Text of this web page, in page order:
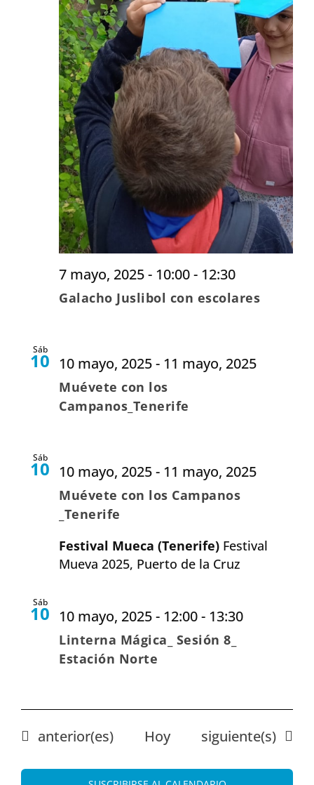
7 mayo, 2025 - 10:00- 12:30
Galacho Juslibol con escolares
Sáb
10 10 mayo, 2025- 11 mayo, 2025
Muévete con los
Campanos_Tenerife
Sáb
10 10 mayo, 2025- 11 mayo, 2025
Muévete con los Campanos
_Tenerife
Festival Mueca (Tenerife) Festival
Mueva 2025, Puerto de la Cruz
Sáb
10 10 mayo, 2025 - 12:00- 13:30
Linterna Mágica_ Sesión 8_
Estación Norte
Eventos
anterior(es) Hoy Eventos
siguiente(s)